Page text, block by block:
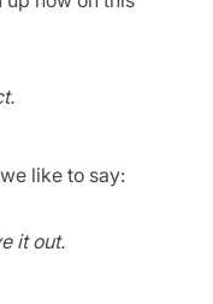
like to say:
it out.